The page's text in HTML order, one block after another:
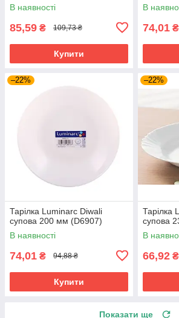
В наявності
85,59 ₴ 109,73 ₴
Купити
В
74,01 ₴
–22%
Тарілка Luminarc Diwali
супова 200 мм (D6907)
В наявності
74,01 ₴ 94,88 ₴
Купити
–22%
Тарілка
супова
В
66,92 ₴
Показати ще